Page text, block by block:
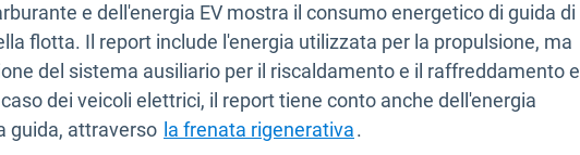
e dell'energia EV mostra il consumo energetico di guida di
flotta. Il report include l'energia utilizzata per la propulsione, ma
del sistema ausiliario per il riscaldamento e il raffreddamento e
dei veicoli elettrici, il report tiene conto anche dell'energia
guida, attraverso la frenata rigenerativa.